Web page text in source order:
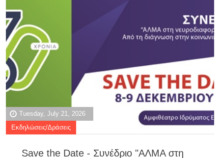
Tuesday, July 21, 2026
Εκδηλώσεις/Δράσεις
Save the Date - Συνέδριο "ΑΛΜΑ στη